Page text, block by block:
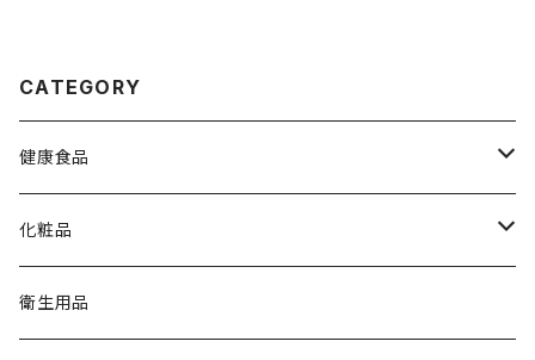
CATEGORY
健康食品
健康維持・栄養バランスが気になる
生活習慣が気になる
化粧品
スキンケア
衛生用品